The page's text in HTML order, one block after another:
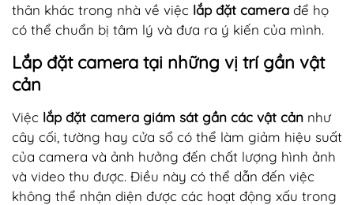
thân khác trong nhà về việc lắp đặt camera để họ
có thể chuẩn bị tâm lý và đưa ra ý kiến của mình.
Lắp đặt camera tại những vị trí gần vật
cản
Việc lắp đặt camera giám sát gần các vật cản như
cây cối, tường hay cửa sổ có thể làm giảm hiệu suất
của camera và ảnh hưởng đến chất lượng hình ảnh
và video thu được. Điều này có thể dẫn đến việc
không thể nhận diện được các hoạt động xấu trong